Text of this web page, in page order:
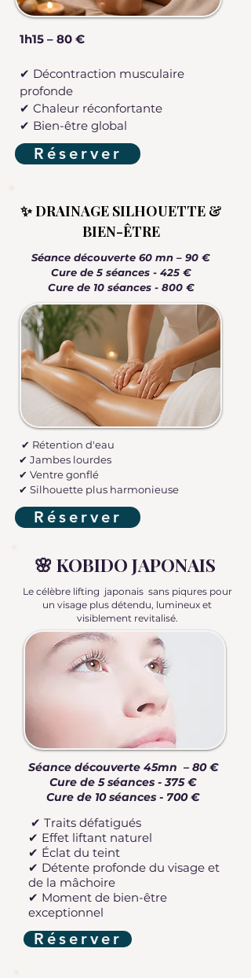
1h15 – 80 €
✔ Décontraction musculaire
profonde
✔ Chaleur réconfortante
✔ Bien-être global
Réserver
✨ DRAINAGE SILHOUETTE &
BIEN-ÊTRE
Séance découverte 60 mn – 90 €
Cure de 5 séances - 425 €
Cure de 10 séances - 800 €
✔ Rétention d'eau
✔ Jambes lourdes
✔ Ventre gonflé
✔ Silhouette plus harmonieuse
Réserver
🌸 KOBIDO JAPONAIS
Le célèbre lifting japonais sans piqures pour
un visage plus détendu, lumineux et
visiblement revitalisé.
Séance découverte 45mn – 80 €
Cure de 5 séances - 375 €
Cure de 10 séances - 700 €
✔ Traits défatigués
✔ Effet liftant naturel
✔ Éclat du teint
✔ Détente profonde du visage et
de la mâchoire
✔ Moment de bien-être
exceptionnel
Réserver